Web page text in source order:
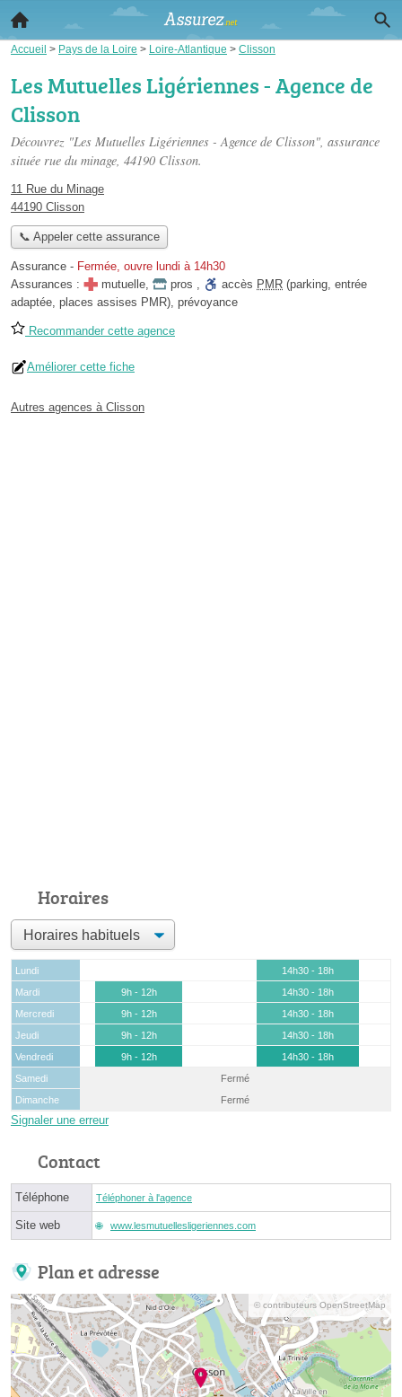
Accueil > Pays de la Loire > Loire-Atlantique > Clisson
Les Mutuelles Ligériennes - Agence de
Clisson
Découvrez "Les Mutuelles Ligériennes - Agence de Clisson", assurance
située rue du minage, 44190 Clisson.
11 Rue du Minage
44190 Clisson
📞 Appeler cette assurance
Assurance - Fermée, ouvre lundi à 14h30
Assurances :
mutuelle, pros , accès PMR (parking, entrée
adaptée, places assises PMR), prévoyance
Recommander cette agence
Améliorer cette fiche
Autres agences à Clisson
Horaires
Lundi
14h30 - 18h
Mardi
9h - 12h
14h30 - 18h
Mercredi
9h - 12h
14h30 - 18h
Jeudi
9h - 12h
14h30 - 18h
Vendredi
9h - 12h
14h30 - 18h
Samedi
Fermé
Dimanche
Fermé
Signaler une erreur
Contact
Téléphone Téléphoner à l'agence
Site web www.lesmutuellesligeriennes.com
Plan et adresse
© contributeurs OpenStreetMap